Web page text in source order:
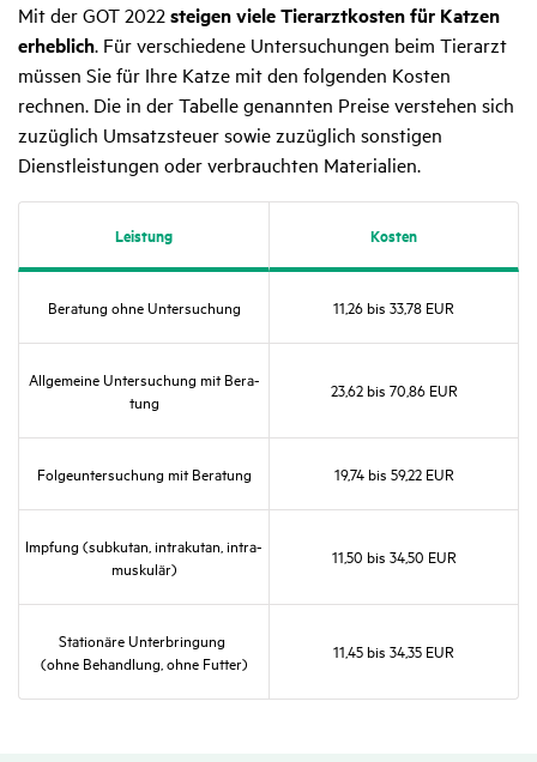
Mit der GOT 2022steigen viele Tierarztkosten für Katzen
erheblich. Für verschiedene Untersuchungen beim Tierarzt
müssen Sie für Ihre Katze mit den folgenden Kosten
rechnen. Die in der Tabelle genannten Preise verstehen sich
zuzüglich Umsatzsteuer sowie zuzüglich sonstigen
Dienstleistungen oder verbrauchten Materialien.
Leis­tung Kosten
Bera­tung ohne Unter­su­chung 11,26 bis 33,78 EUR
Allge­meine Unter­su­chung mit Bera­
tung
23,62 bis 70,86 EUR
Folge­un­ter­su­chung mit Bera­tung 19,74 bis 59,22 EUR
Impfung (subkutan, intra­kutan, intra­
mus­kulär)
11,50 bis 34,50 EUR
Statio­näre Unter­brin­gung
(ohne Behand­lung, ohne Futter)
11,45 bis 34,35 EUR